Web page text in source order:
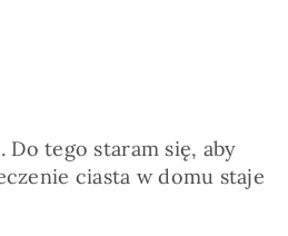
Do tego staram się, aby
ciasta w domu staje